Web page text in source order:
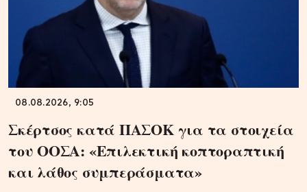
08.08.2026, 9:05
Σκέρτσος κατά ΠΑΣΟΚ για τα στοιχεία
του ΟΟΣΑ: «Επιλεκτική κοπτοραπτική
και λάθος συμπεράσματα»